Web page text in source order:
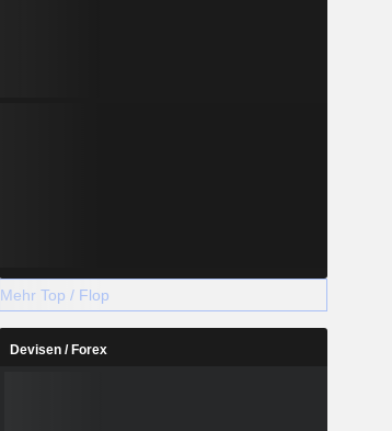
Mehr Top / Flop
Devisen / Forex